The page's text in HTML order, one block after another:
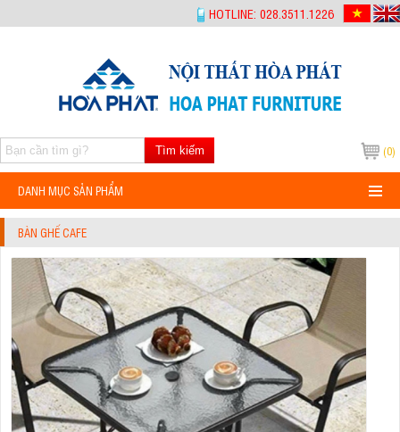
HOTLINE: 028.3511.1226
(0)
Tìm kiếm
DANH MỤC SẢN PHẨM
BÀN GHẾ CAFE